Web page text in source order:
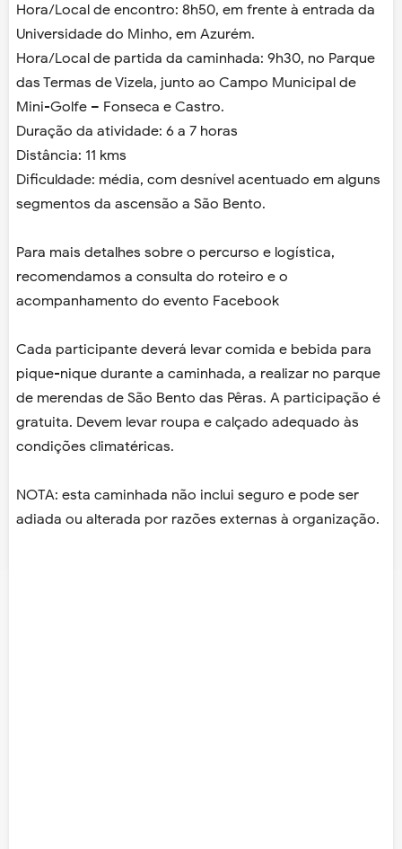
Hora/Local de encontro: 8h50, em frente à entrada da
Universidade do Minho, em Azurém.
Hora/Local de partida da caminhada: 9h30, no Parque
das Termas de Vizela, junto ao Campo Municipal de
Mini-Golfe – Fonseca e Castro.
Duração da atividade: 6 a 7 horas
Distância: 11 kms
Dificuldade: média, com desnível acentuado em alguns
segmentos da ascensão a São Bento.
Para mais detalhes sobre o percurso e logística,
recomendamos a consulta do roteiro e o
acompanhamento do evento Facebook
Cada participante deverá levar comida e bebida para
pique-nique durante a caminhada, a realizar no parque
de merendas de São Bento das Pêras. A participação é
gratuita. Devem levar roupa e calçado adequado às
condições climatéricas.
NOTA: esta caminhada não inclui seguro e pode ser
adiada ou alterada por razões externas à organização.